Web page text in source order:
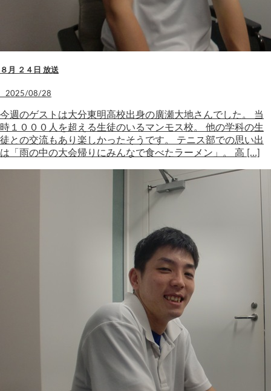
８月 ２４日 放送
2025/08/28
今週のゲストは大分東明高校出身の廣瀬大地さんでした。 当
時１０００人を超える生徒のいるマンモス校。 他の学科の生
徒との交流もあり楽しかったそうです。 テニス部での思い出
は「雨の中の大会帰りにみんなで食べたラーメン」。 高 […]